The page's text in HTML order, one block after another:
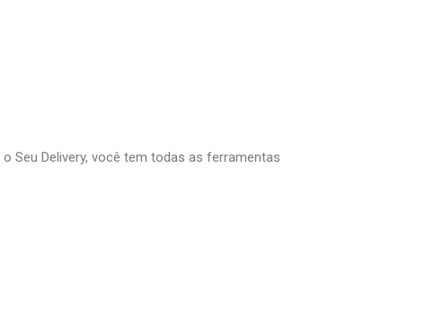
Seu Delivery, você tem todas as ferramentas